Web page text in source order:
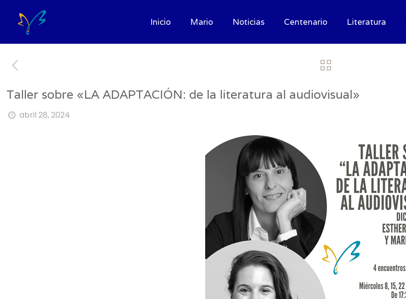
Inicio Mario Noticias Centenario Literatura
Taller sobre «LA ADAPTACIÓN: de la literatura al audiovisual»
abril 28, 2024